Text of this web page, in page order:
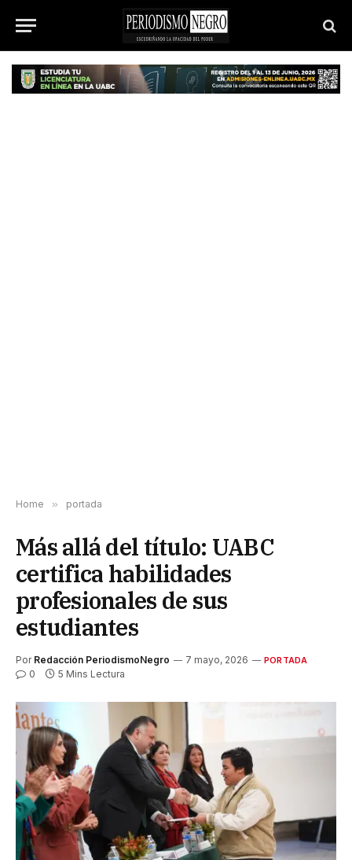
Home » portada
Más allá del título: UABC
certifica habilidades
profesionales de sus
estudiantes
Por Redacción PeriodismoNegro 7 mayo, 2026 PORTADA
0 5 Mins Lectura